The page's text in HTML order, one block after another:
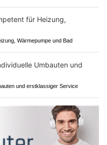
Wärmepumpe und Bad
und erstklassiger Service